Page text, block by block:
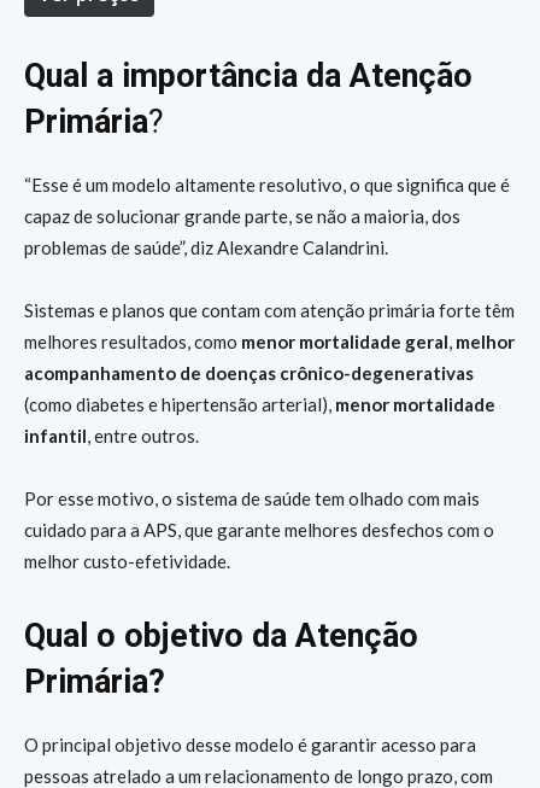
Qual a importância da Atenção
Primária?
“Esse é um modelo altamente resolutivo, o que significa que é
capaz de solucionar grande parte, se não a maioria, dos
problemas de saúde”, diz Alexandre Calandrini.
Sistemas e planos que contam com atenção primária forte têm
melhores resultados, como menor mortalidade geral, melhor
acompanhamento de doenças crônico-degenerativas
(como diabetes e hipertensão arterial), menor mortalidade
infantil, entre outros.
Por esse motivo, o sistema de saúde tem olhado com mais
cuidado para a APS, que garante melhores desfechos com o
melhor custo-efetividade.
Qual o objetivo da Atenção
Primária?
O principal objetivo desse modelo é garantir acesso para
pessoas atrelado a um relacionamento de longo prazo, com